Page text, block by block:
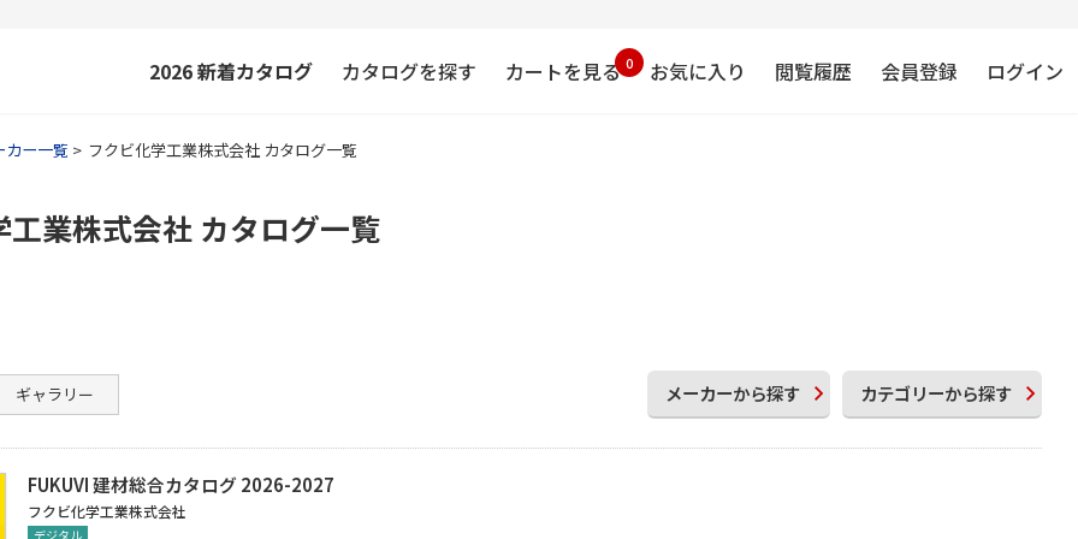
2026新着カタログ カタログを探す カートを見る 0 お気に入り 閲覧履歴 会員登録 ログイン
カー一覧 フクビ化学工業株式会社 カタログ一覧
工業株式会社 カタログ一覧
カテゴリーから探す
メーカーから探す
ギャラリー
FUKUVI 建材総合カタログ 2026-2027
フクビ化学工業株式会社
デジタル